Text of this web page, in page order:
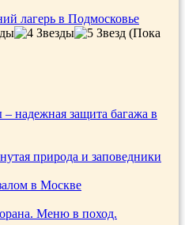
лагерь в Подмосковье
(Пока
надежная защита багажа в
природа и заповедники
в Москве
Меню в поход.